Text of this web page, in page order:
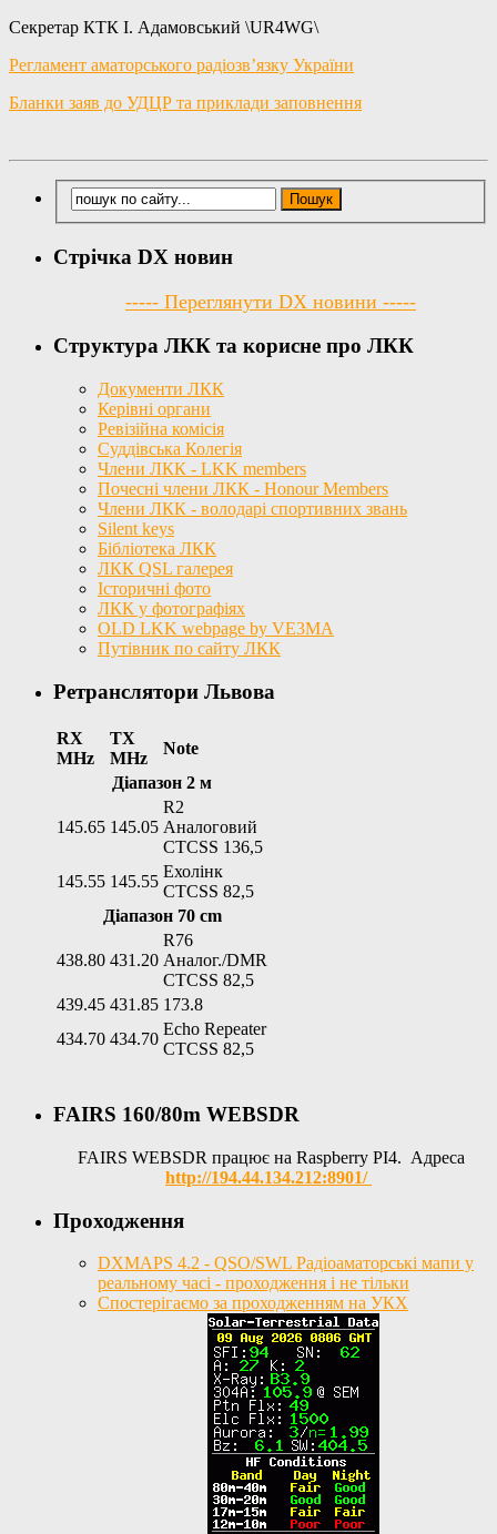
Секретар КТК І. Адамовський \UR4WG\
Регламент аматорського радіозв’язку України
Бланки заяв до УДЦР та приклади заповнення
Стрічка DX новин
----- Переглянути DX новини -----
Структура ЛКК та корисне про ЛКК
Документи ЛКК
Керівні органи
Ревізійна комісія
Суддівська Колегія
Члени ЛКК - LKK members
Почесні члени ЛКК - Honour Members
Члени ЛКК - володарі спортивних звань
Silent keys
Бібліотека ЛКК
ЛКК QSL галерея
Історичні фото
ЛКК у фотографіях
OLD LKK webpage by VE3MA
Путівник по сайту ЛКК
Ретранслятори Львова
RX
MHz
TX
MHz
Note
Діапазон 2 м
145.65 145.05
R2
Аналоговий
CTCSS 136,5
145.55 145.55
Ехолінк
CTCSS 82,5
Діапазон 70 cm
438.80 431.20
R76
Аналог./DMR
CTCSS 82,5
439.45 431.85 173.8
434.70 434.70
Echo Repeater
CTCSS 82,5
FAIRS 160/80m WEBSDR
FAIRS WEBSDR працює на Raspberry PI4. Адреса
http://194.44.134.212:8901/
Проходження
DXMAPS 4.2 - QSO/SWL Радіоаматорські мапи у
реальному часі - проходження і не тільки
Спостерігаємо за проходженням на УКХ